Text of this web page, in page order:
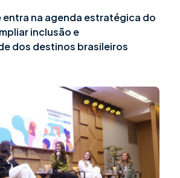
na agenda estratégica do
inclusão e
dos destinos brasileiros